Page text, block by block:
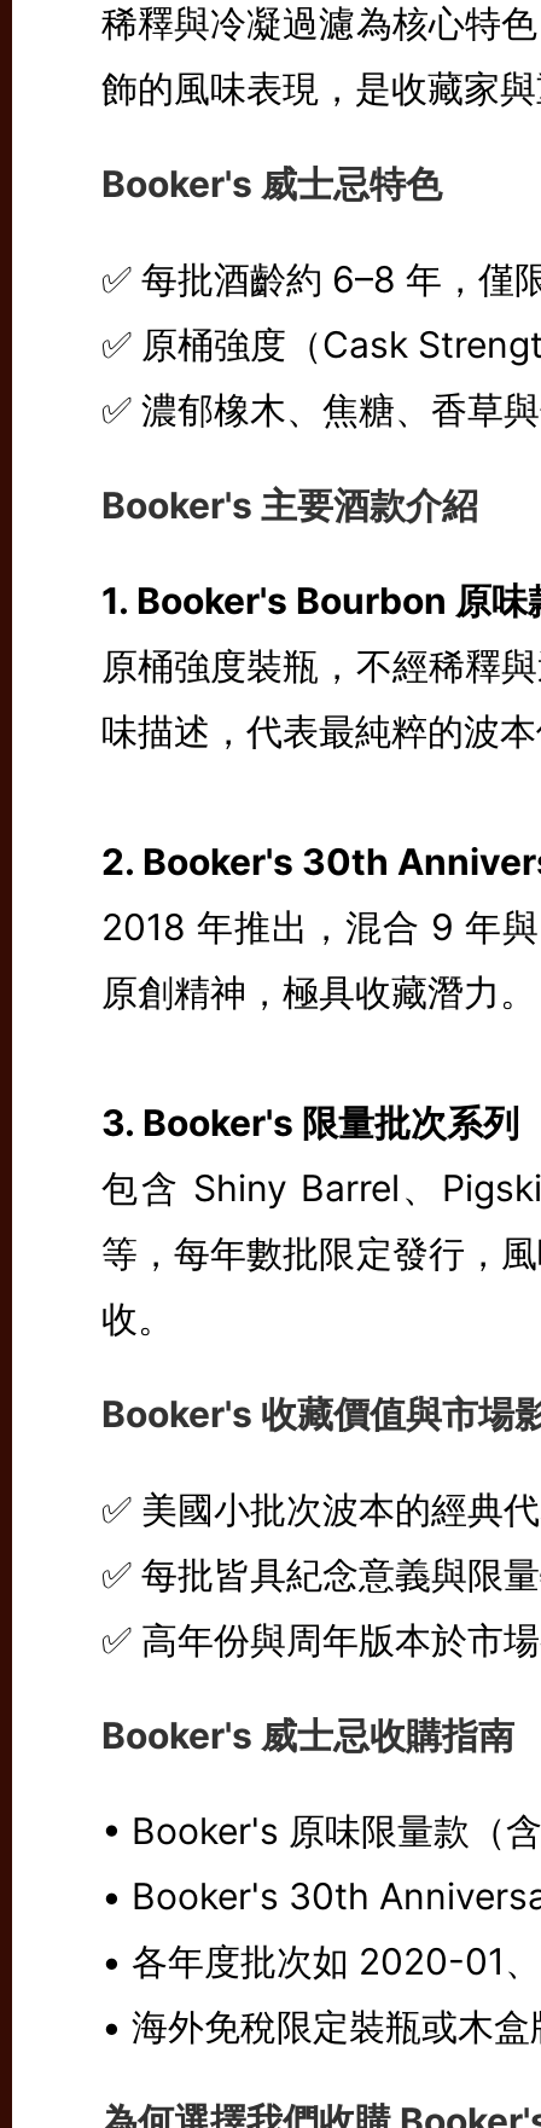
稀釋與冷凝過濾為核心特
飾的風味表現，是收藏家
Booker's 威士忌特色
✅ 每批酒齡約 6–8 年，僅
✅ 原桶強度（Cask
✅ 濃郁橡木、焦糖、香草
Booker's 主要酒款介紹
1. Booker's Bourbon 原味
原桶強度裝瓶，不經稀釋
味描述，代表最純粹的波
2. Booker's 30th
2018 年推出，混合 9 年
原創精神，極具收藏潛力。
3. Booker's 限量批次系列
包含 Shiny Barrel、
等，每年數批限定發行，
收。
Booker's 收藏價值與市場
✅ 美國小批次波本的經典
✅ 每批皆具紀念意義與限
✅ 高年份與周年版本於市
Booker's 威士忌收購指南
• Booker's 原味限量款（
• Booker's 30th
• 各年度批次如 2020-01
• 海外免稅限定裝瓶或木盒